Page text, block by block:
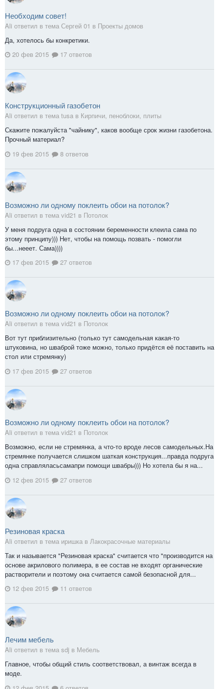
Необходим совет!
Ali ответил в тема Сергей 01 в Проекты домов
Да, хотелось бы конкретики.
20 фев 2015
17 ответов
Конструкционный газобетон
Ali ответил в тема tusa в Кирпичи, пеноблоки, плиты
Скажите пожалуйста "чайнику", каков вообще срок жизни газобетона.
Прочный материал?
19 фев 2015
8 ответов
Возможно ли одному поклеить обои на потолок?
Ali ответил в тема vid21 в Потолок
У меня подруга одна в состоянии беременности клеила сама по
этому принципу))) Нет, чтобы на помощь позвать - помогли
бы...нееет. Сама))))
17 фев 2015
27 ответов
Возможно ли одному поклеить обои на потолок?
Ali ответил в тема vid21 в Потолок
Вот тут приблизительно (только тут самодельная какая-то
штуковина, но шваброй тоже можно, только придётся её поставить на
стол или стремянку)
17 фев 2015
27 ответов
Возможно ли одному поклеить обои на потолок?
Ali ответил в тема vid21 в Потолок
Возможно, если не стремянка, а что-то вроде лесов самодельных.На
стремянке получается слишком шаткая конструкция...правда подруга
одна справляласьсамапри помощи швабры))) Но хотела бы я на...
12 фев 2015
27 ответов
Резиновая краска
Ali ответил в тема иришка в Лакокрасочные материалы
Так и называется "Резиновая краска" считается что "производится на
основе акрилового полимера, в ее состав не входят органические
растворители и поэтому она считается самой безопасной для...
12 фев 2015
11 ответов
Лечим мебель
Ali ответил в тема sdj в Мебель
Главное, чтобы общий стиль соответствовал, а винтаж всегда в
моде.